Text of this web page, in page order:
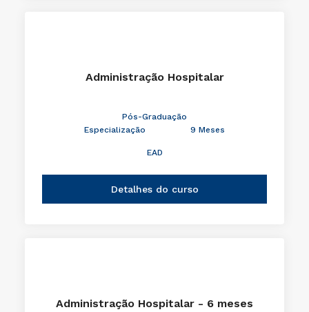
Administração Hospitalar
Pós-Graduação
Especialização
9 Meses
EAD
Detalhes do curso
Administração Hospitalar - 6 meses